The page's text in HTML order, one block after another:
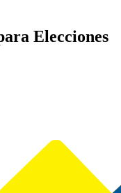
Elecciones